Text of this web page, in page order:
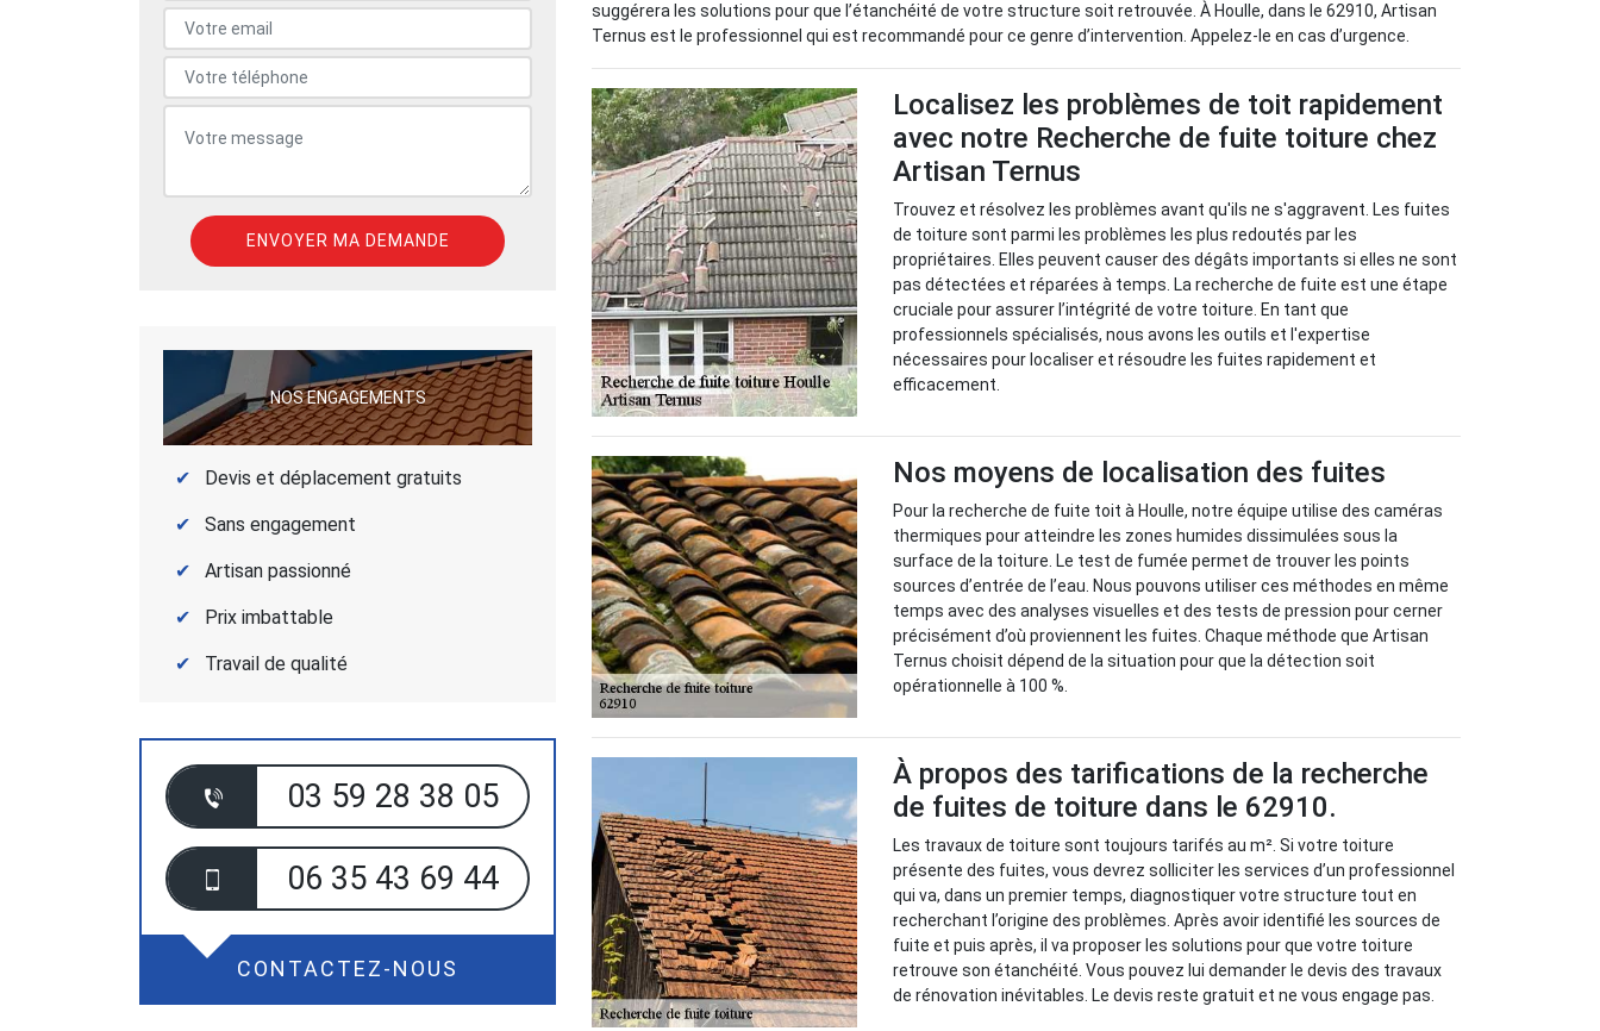
NOS ENGAGEMENTS
Devis et déplacement gratuits
Sans engagement
Artisan passionné
Prix imbattable
Travail de qualité
03 59 28 38 05
06 35 43 69 44
CONTACTEZ-NOUS
suggérera les solutions pour que l’étanchéité de votre structure soit retrouvée. À Houlle, dans le 62910, Artisan
Ternus est le professionnel qui est recommandé pour ce genre d’intervention. Appelez-le en cas d’urgence.
Localisez les problèmes de toit rapidement
avec notre Recherche de fuite toiture chez
Artisan Ternus
Trouvez et résolvez les problèmes avant qu'ils ne s'aggravent. Les fuites
de toiture sont parmi les problèmes les plus redoutés par les
propriétaires. Elles peuvent causer des dégâts importants si elles ne sont
pas détectées et réparées à temps. La recherche de fuite est une étape
cruciale pour assurer l’intégrité de votre toiture. En tant que
professionnels spécialisés, nous avons les outils et l'expertise
nécessaires pour localiser et résoudre les fuites rapidement et
efficacement.
Nos moyens de localisation des fuites
Pour la recherche de fuite toit à Houlle, notre équipe utilise des caméras
thermiques pour atteindre les zones humides dissimulées sous la
surface de la toiture. Le test de fumée permet de trouver les points
sources d’entrée de l’eau. Nous pouvons utiliser ces méthodes en même
temps avec des analyses visuelles et des tests de pression pour cerner
précisément d’où proviennent les fuites. Chaque méthode que Artisan
Ternus choisit dépend de la situation pour que la détection soit
opérationnelle à 100 %.
À propos des tarifications de la recherche
de fuites de toiture dans le 62910.
Les travaux de toiture sont toujours tarifés au m². Si votre toiture
présente des fuites, vous devrez solliciter les services d’un professionnel
qui va, dans un premier temps, diagnostiquer votre structure tout en
recherchant l’origine des problèmes. Après avoir identifié les sources de
fuite et puis après, il va proposer les solutions pour que votre toiture
retrouve son étanchéité. Vous pouvez lui demander le devis des travaux
de rénovation inévitables. Le devis reste gratuit et ne vous engage pas.